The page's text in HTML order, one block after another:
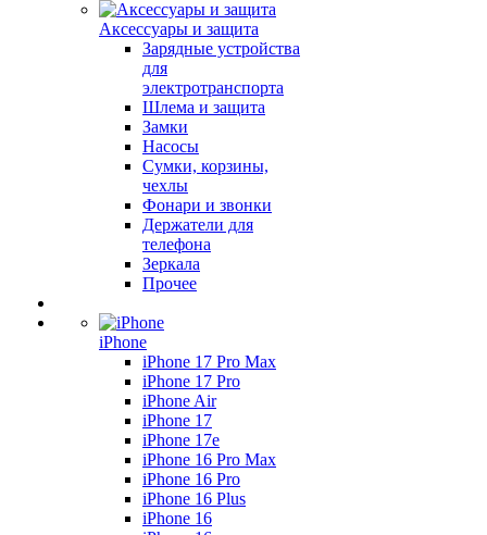
Аксессуары и защита
Зарядные устройства
для
электротранспорта
Шлема и защита
Замки
Насосы
Сумки, корзины,
чехлы
Фонари и звонки
Держатели для
телефона
Зеркала
Прочее
iPhone
iPhone 17 Pro Max
iPhone 17 Pro
iPhone Air
iPhone 17
iPhone 17e
iPhone 16 Pro Max
iPhone 16 Pro
iPhone 16 Plus
iPhone 16